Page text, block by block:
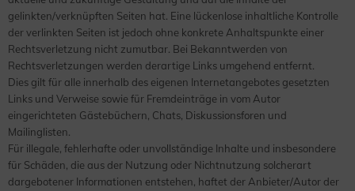
gelinkten/verknüpften Seiten hat. Eine lückenlose inhaltliche Kontrolle
der verlinkten Seiten ist jedoch ohne konkrete Anhaltspunkte einer
Rechtsverletzung nicht zumutbar. Bei Bekanntwerden von
Rechtsverletzungen werden derartige Links umgehend entfernt.
Dies gilt für alle innerhalb des eigenen Internetangebotes gesetzten
Links und Verweise sowie für Fremdeinträge in vom Autor
eingerichteten Gästebüchern, Chats, Diskussionsforen und
Mailinglisten.
Für illegale, fehlerhafte oder unvollständige Inhalte und insbesondere
für Schäden, die aus der Nutzung oder Nichtnutzung solcherart
dargebotener Informationen entstehen, haftet der Anbieter/Autor der